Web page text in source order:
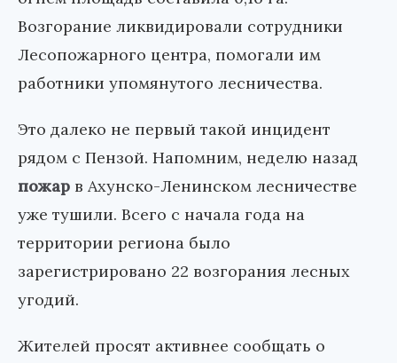
Возгорание ликвидировали сотрудники
Лесопожарного центра, помогали им
работники упомянутого лесничества.
Это далеко не первый такой инцидент
рядом с Пензой. Напомним, неделю назад
пожар в Ахунско-Ленинском лесничестве
уже тушили. Всего с начала года на
территории региона было
зарегистрировано 22 возгорания лесных
угодий.
Жителей просят активнее сообщать о